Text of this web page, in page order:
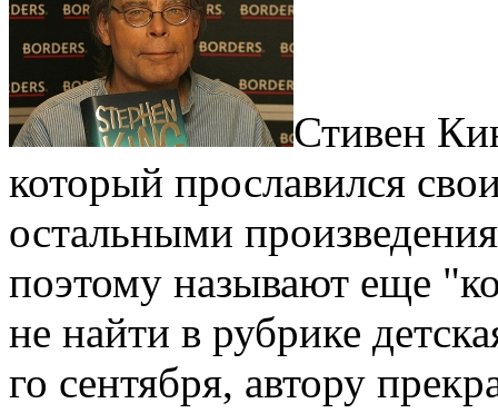
Стивен
который прославился
остальными
поэтому называют еще
не найти в рубрике
го сентября, автору